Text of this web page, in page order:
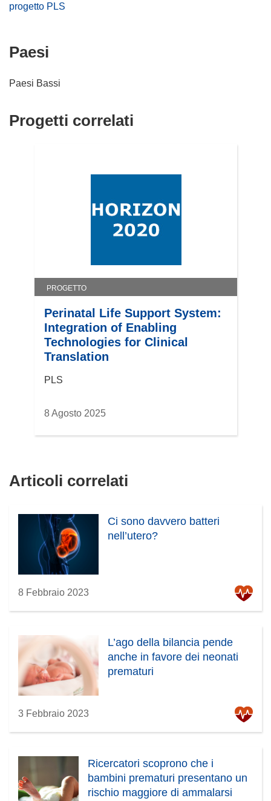
progetto PLS
Paesi
Paesi Bassi
Progetti correlati
PROGETTO
Perinatal Life Support System:
Integration of Enabling
Technologies for Clinical
Translation
PLS
8 Agosto 2025
Articoli correlati
Ci sono davvero batteri
nell’utero?
8 Febbraio 2023
L’ago della bilancia pende
anche in favore dei neonati
prematuri
3 Febbraio 2023
Ricercatori scoprono che i
bambini prematuri presentano un
rischio maggiore di ammalarsi